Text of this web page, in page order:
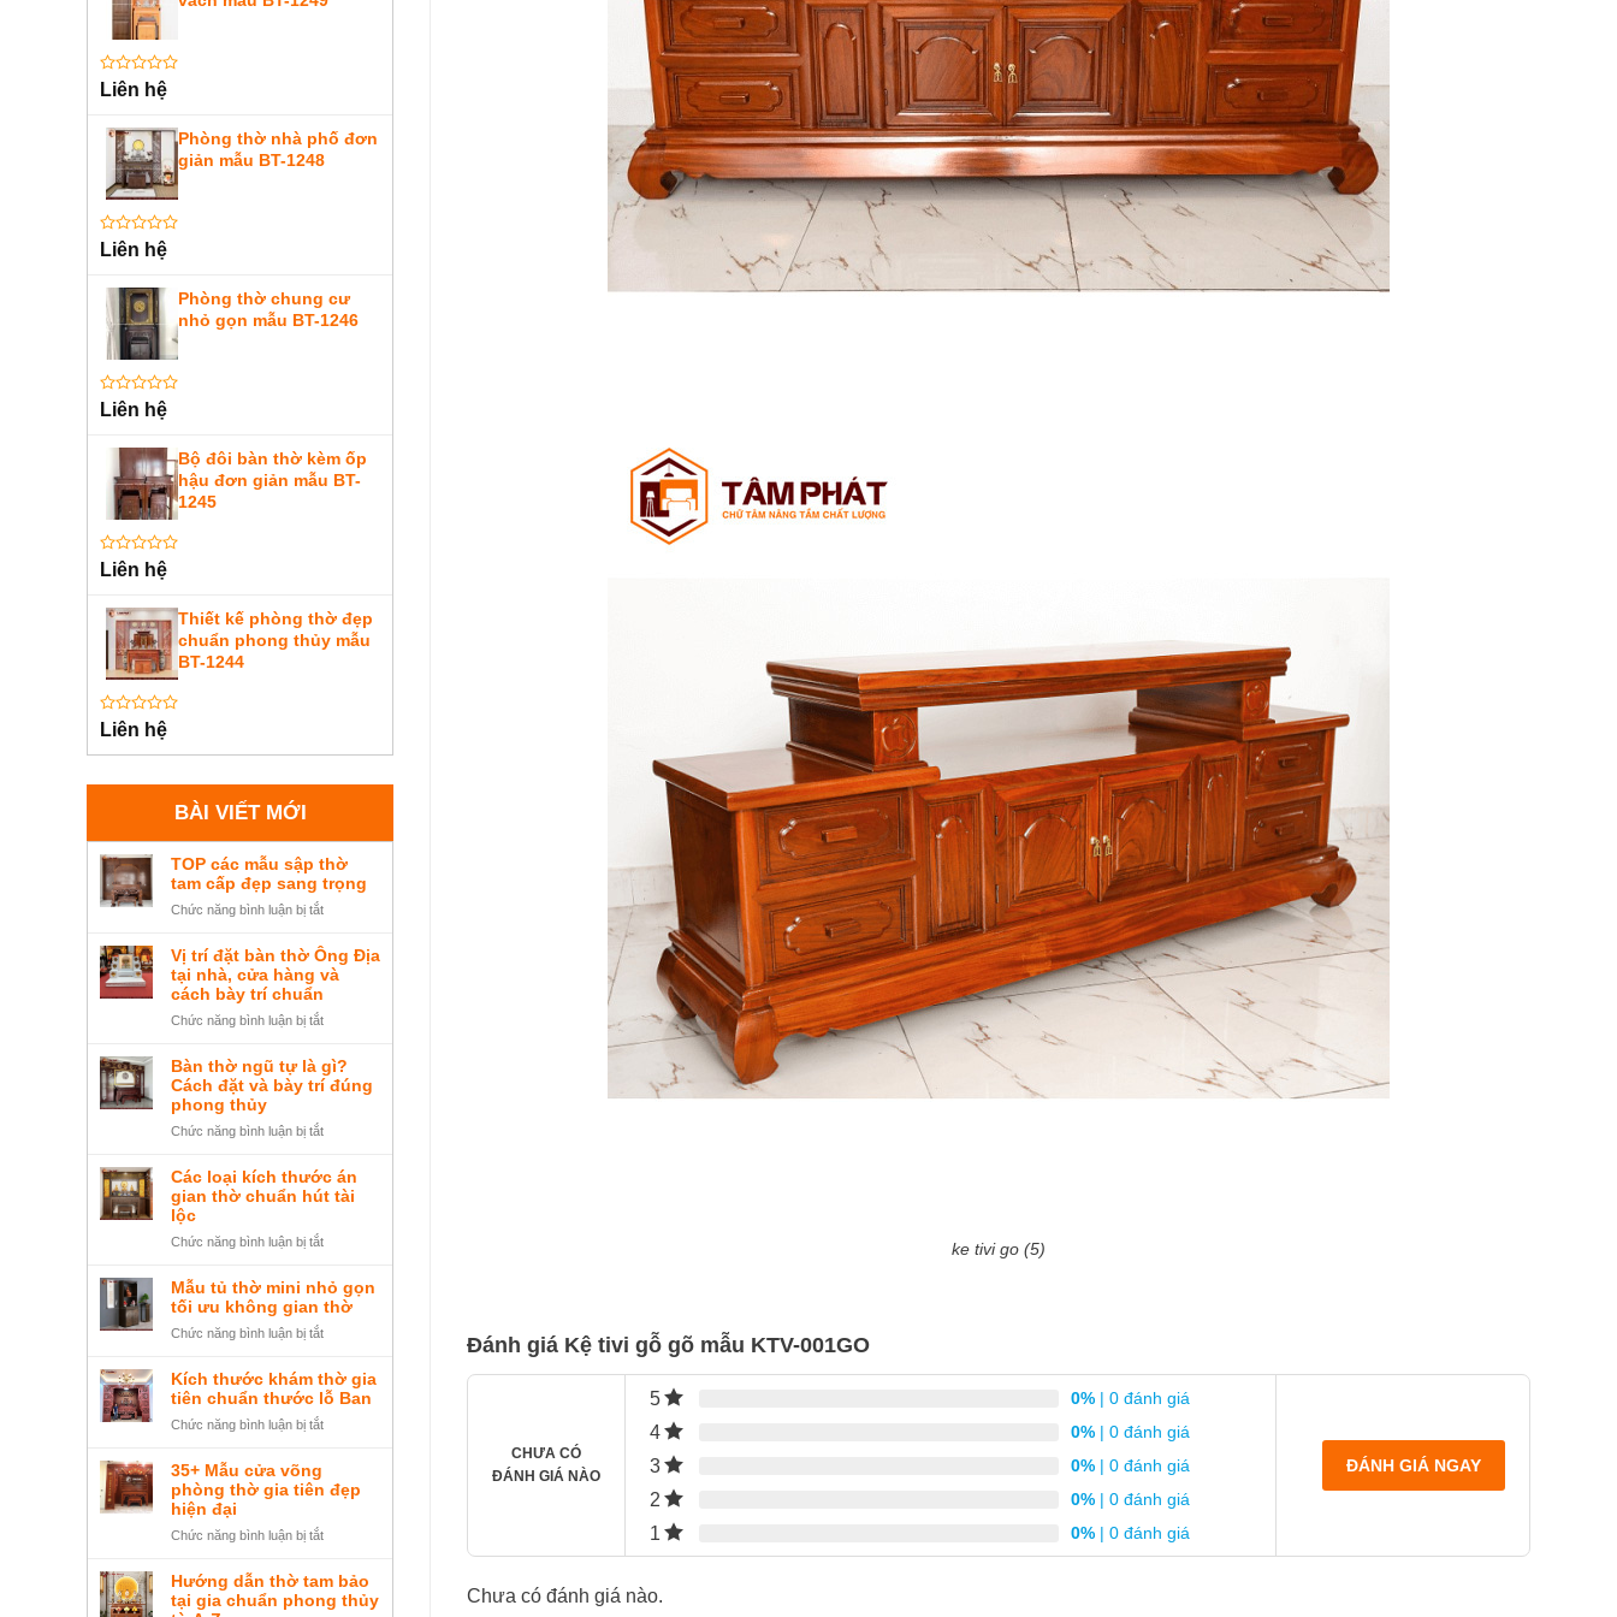
Được
xếp
0
sao
Liên hệ
Phòng thờ nhà phố đơn
giản mẫu BT-1248
Được
xếp
0
5
sao
Liên hệ
Phòng thờ chung cư
nhỏ gọn mẫu BT-1246
Được
xếp
sao
Liên hệ
Bộ đôi bàn thờ kèm ốp
hậu đơn giản mẫu BT-
1245
Được
xếp
0
5
sao
Liên hệ
Thiết kế phòng thờ đẹp
chuẩn phong thủy mẫu
BT-1244
Được
xếp
hạng
5
Liên hệ
BÀI VIẾT MỚI
TOP các mẫu sập thờ
tam cấp đẹp sang trọng
Chức năng bình luận bị tắtở
các
mẫu
đẹp
sang
Vị trí đặt bàn thờ Ông Địa
tại nhà, cửa hàng và
cách bày trí chuẩn
Chức năng bình luận bị tắtở
trí
đặt
tại
nhà,
hàng
cách
bày
Bàn thờ ngũ tự là gì?
Cách đặt và bày trí đúng
phong thủy
Chức năng bình luận bị tắtở
thờ
ngũ
đặt
và
bày
đúng
phong
Các loại kích thước án
gian thờ chuẩn hút tài
lộc
Chức năng bình luận bị tắtở
loại
kích
án
thờ
chuẩn
hút
Mẫu tủ thờ mini nhỏ gọn
tối ưu không gian thờ
Chức năng bình luận bị tắtở
tủ
thờ
nhỏ
ưu
gian
Kích thước khám thờ gia
tiên chuẩn thước lỗ Ban
Chức năng bình luận bị tắtở
khám
thước
lỗ
35+ Mẫu cửa võng
phòng thờ gia tiên đẹp
hiện đại
Chức năng bình luận bị tắtở
Mẫu
cửa
Hướng dẫn thờ tam bảo
tại gia chuẩn phong thủy
ke tivi go (5)
Đánh giá Kệ tivi gỗ gõ mẫu KTV-001GO
CHƯA CÓ
ĐÁNH GIÁ NÀO
5 0% | 0 đánh giá
4 0% | 0 đánh giá
3 0% | 0 đánh giá
2 0% | 0 đánh giá
1 0% | 0 đánh giá
ĐÁNH GIÁ NGAY
Chưa có đánh giá nào.